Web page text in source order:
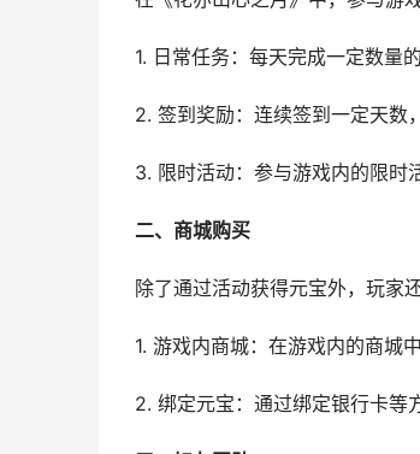
1. 日常任务：每天完成一定数量
2. 签到奖励：连续签到一定天数
3. 限时活动：参与游戏内的限时
二、商城购买
除了通过活动获得元宝外，玩家
1. 游戏内商城：在游戏内的商城
2. 绑定元宝：通过绑定银行卡等